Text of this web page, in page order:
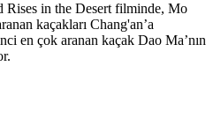
Rises in the Desert filminde, Mo
kaçakları Chang'an’a
en çok aranan kaçak Dao Ma’nın